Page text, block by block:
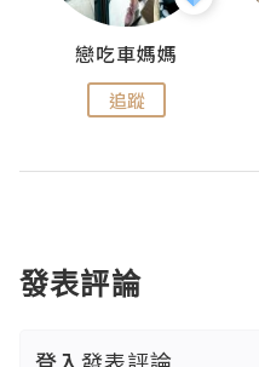
戀吃車媽媽
追蹤
發表評論